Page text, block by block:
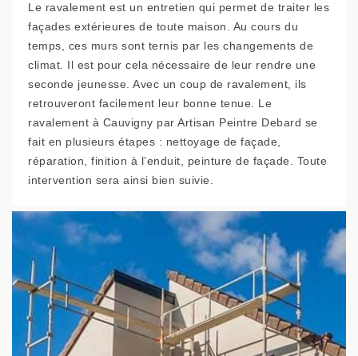
Le ravalement est un entretien qui permet de traiter les
façades extérieures de toute maison. Au cours du
temps, ces murs sont ternis par les changements de
climat. Il est pour cela nécessaire de leur rendre une
seconde jeunesse. Avec un coup de ravalement, ils
retrouveront facilement leur bonne tenue. Le
ravalement à Cauvigny par Artisan Peintre Debard se
fait en plusieurs étapes : nettoyage de façade,
réparation, finition à l’enduit, peinture de façade. Toute
intervention sera ainsi bien suivie.